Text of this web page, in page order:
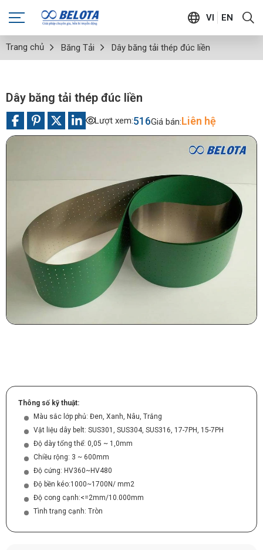
VI EN
Trang chủ Băng Tải Dây băng tải thép đúc liền
Dây băng tải thép đúc liền
Lượt xem:516Giá bán:Liên hệ
Thông số kỹ thuật:
Màu sắc lớp phủ: Đen, Xanh, Nâu, Trắng
Vật liệu dây belt: SUS301, SUS304, SUS316, 17-7PH, 15-7PH
Độ dày tổng thể: 0,05 ~ 1,0mm
Chiều rộng: 3 ~ 600mm
Độ cứng: HV360~HV480
Độ bền kéo:1000~1700N/ mm2
Độ cong cạnh:<=2mm/10.000mm
Tình trạng cạnh: Tròn